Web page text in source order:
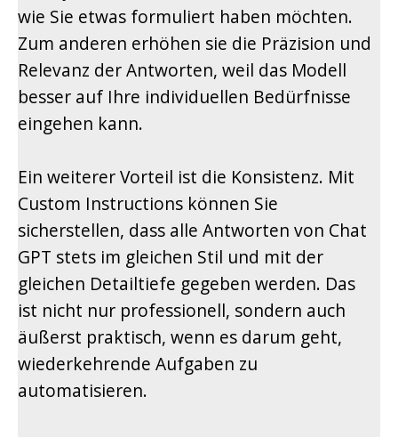
wie Sie etwas formuliert haben möchten.
Zum anderen erhöhen sie die Präzision und
Relevanz der Antworten, weil das Modell
besser auf Ihre individuellen Bedürfnisse
eingehen kann.
Ein weiterer Vorteil ist die Konsistenz. Mit
Custom Instructions können Sie
sicherstellen, dass alle Antworten von Chat
GPT stets im gleichen Stil und mit der
gleichen Detailtiefe gegeben werden. Das
ist nicht nur professionell, sondern auch
äußerst praktisch, wenn es darum geht,
wiederkehrende Aufgaben zu
automatisieren.